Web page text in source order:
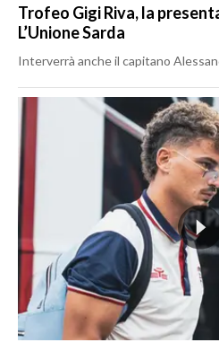
Trofeo Gigi Riva, la
L’Unione Sarda
Interverrà anche il capitano